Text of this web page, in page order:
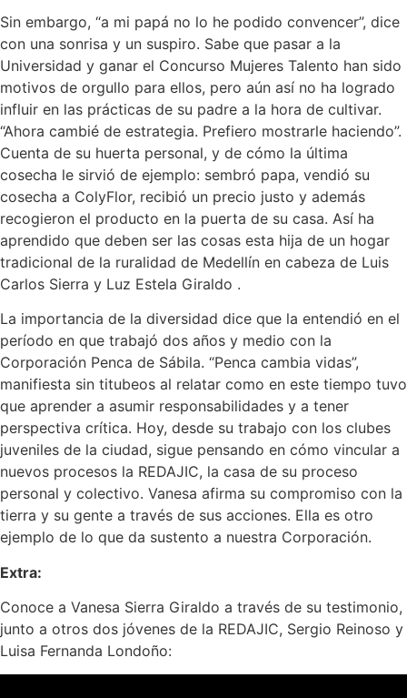
Sin embargo, “a mi papá no lo he podido convencer”, dice
con una sonrisa y un suspiro. Sabe que pasar a la
Universidad y ganar el Concurso Mujeres Talento han sido
motivos de orgullo para ellos, pero aún así no ha logrado
influir en las prácticas de su padre a la hora de cultivar.
“Ahora cambié de estrategia. Prefiero mostrarle haciendo”.
Cuenta de su huerta personal, y de cómo la última
cosecha le sirvió de ejemplo: sembró papa, vendió su
cosecha a ColyFlor, recibió un precio justo y además
recogieron el producto en la puerta de su casa. Así ha
aprendido que deben ser las cosas esta hija de un hogar
tradicional de la ruralidad de Medellín en cabeza de Luis
Carlos Sierra y Luz Estela Giraldo .
La importancia de la diversidad dice que la entendió en el
período en que trabajó dos años y medio con la
Corporación Penca de Sábila. “Penca cambia vidas”,
manifiesta sin titubeos al relatar como en este tiempo tuvo
que aprender a asumir responsabilidades y a tener
perspectiva crítica. Hoy, desde su trabajo con los clubes
juveniles de la ciudad, sigue pensando en cómo vincular a
nuevos procesos la REDAJIC, la casa de su proceso
personal y colectivo. Vanesa afirma su compromiso con la
tierra y su gente a través de sus acciones. Ella es otro
ejemplo de lo que da sustento a nuestra Corporación.
Extra:
Conoce a Vanesa Sierra Giraldo a través de su testimonio,
junto a otros dos jóvenes de la REDAJIC, Sergio Reinoso y
Luisa Fernanda Londoño: